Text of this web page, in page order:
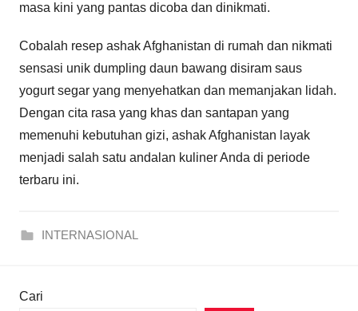
masa kini yang pantas dicoba dan dinikmati.
Cobalah resep ashak Afghanistan di rumah dan nikmati
sensasi unik dumpling daun bawang disiram saus
yogurt segar yang menyehatkan dan memanjakan lidah.
Dengan cita rasa yang khas dan santapan yang
memenuhi kebutuhan gizi, ashak Afghanistan layak
menjadi salah satu andalan kuliner Anda di periode
terbaru ini.
INTERNASIONAL
Cari